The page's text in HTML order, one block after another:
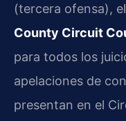
(tercera ofensa),
County Circuit
para todos los
apelaciones de
presentan en el